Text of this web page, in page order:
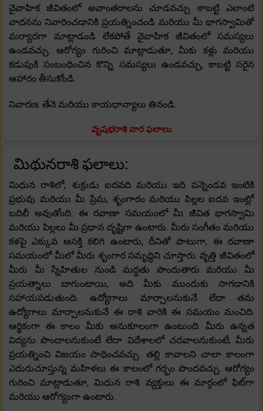
వైవాహిక జీవితంలో అవాంతరాలను చూడవచ్చు కాబట్టి ఎలాంటి
వాదనను నివారించడానికి ప్రయత్నించండి మరియు మీ భాగస్వామితో
మర్యాదగా మాట్లాడండి లేకపోతే వైవాహిక జీవితంలో సమస్యలు
ఉండవచ్చు. ఆరోగ్యం గురించి మాట్లాడుతూ, మీకు కళ్లు మరియు
కడుపుకి సంబంధించిన కొన్ని సమస్యలు ఉండవచ్చు, కాబట్టి సరైన
ఆహారం తీసుకోండి.
నివారణ: తేనె మరియు కాయధాన్యాలు తినండి.
వృషభరాశి వార ఫలాలు
మిథునరాశి ఫలాలు:
మిధున రాశిలో, శుక్రుడు ఐదవది మరియు ఇది పన్నెండవ ఇంటికి
ప్రభువు మరియు మీ ప్రేమ, శృంగారం మరియు పిల్లల ఐదవ ఇంట్లో
బదిలీ అవుతోంది. ఈ రవాణా సమయంలో మీ జీవిత భాగస్వామి
మరియు పిల్లలు మీ ప్రధాన దృష్టిగా ఉంటారు. మీరు సంగీతం మరియు
కళపై ఎక్కువ ఆసక్తి కలిగి ఉంటారు, దీనితో పాటుగా, ఈ రవాణా
సమయంలో మీలో మీరు శృంగార సమృద్ధిని చూస్తారు. వృత్తి జీవితంలో
మీరు మీ స్నేహితుల నుండి మద్దతు పొందుతారు మరియు మీ
ప్రయత్నాలు బాగుంటాయి, అది మీకు ముందుకు సాగడానికి
సహాయపడుతుంది. ఉద్యోగాలు మార్చాలనుకునే లేదా తమ
ఉద్యోగాలు మార్చాలనుకునే ఈ రాశి వారికి ఈ సమయం మంచిది.
ఆర్థికంగా ఈ కాలం మీకు అనుకూలంగా ఉంటుంది. మీరు ఉన్నత
విద్యను పొందాలనుకుంటే లేదా విదేశాలలో చదవాలనుకుంటే, మీరు
ప్రయత్నించి విజయం సాధించవచ్చు. తల్లి కావాలని చాలా కాలంగా
ఎదురుచూస్తున్న మహిళలు ఈ కాలంలో గర్భం పొందవచ్చు. ఆరోగ్యం
గురించి మాట్లాడుతూ, మిధున రాశి వ్యక్తులు ఈ మార్గంలో ఫిట్‌గా
మరియు ఆరోగ్యంగా ఉంటారు.